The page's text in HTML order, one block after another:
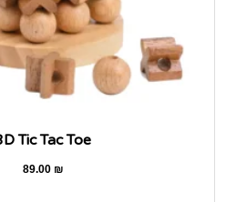
3D Tic Tac Toe
89.00₪